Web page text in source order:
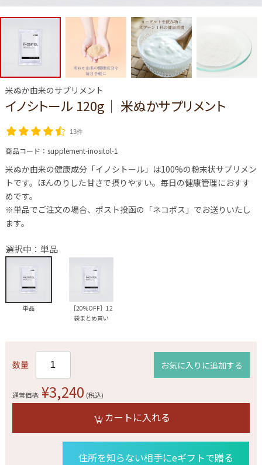
米ぬか由来のサプリメント
イノシトール 120g│ 米ぬかサプリメント
13件
商品コード： supplement-inositol-1
米ぬか由来の健康成分「イノシトール」は100%の粉末状サプリメン
トです。ほんのりした甘さで摂りやすい。毎日の健康管理におすす
めです。
※単品でご注文の場合、ポスト投函の「ネコポス」でお送りいたし
ます。
選択中：単品
単品
［20%OFF］12
袋まとめ買い
数量 お気に入りに追加する
通常価格: ¥3,240 (税込)
カートに入れる
住所を知らない相手にeギフトで贈る